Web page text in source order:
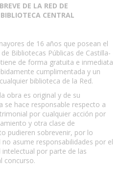
DE LA RED DE
CENTRAL
de 16 años que posean el
Bibliotecas Públicas de Castilla-
de forma gratuita e inmediata
cumplimentada y un
biblioteca de la Red.
obra es original y de su
se hace responsable respecto a
por cualquier acción por
y otra clase de
pudieren sobrevenir, por lo
asume responsabilidades por el
por parte de las
concurso.